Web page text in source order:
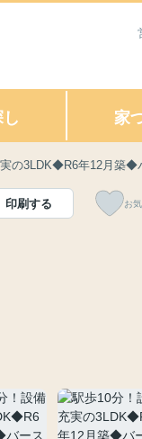
家
の3LDK◆R6年12月築◆
印刷する お